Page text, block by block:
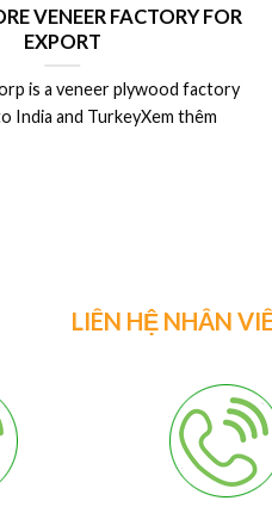
LAMINATED
Laminated Wood,
Lumber, LVL plywood
Vietnam plywood
LIÊN HỆ NHÂN